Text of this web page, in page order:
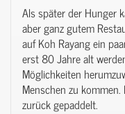
Als später der Hunger
aber ganz gutem
auf Koh Rayang ein
erst 80 Jahre alt
Möglichkeiten
Menschen zu
zurück gepaddelt.